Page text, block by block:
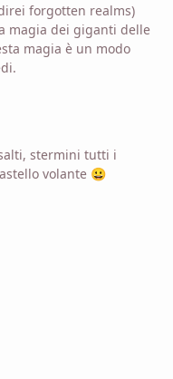
forgotten realms)
magia dei giganti delle
magia è un modo
stermini tutti i
volante 😀